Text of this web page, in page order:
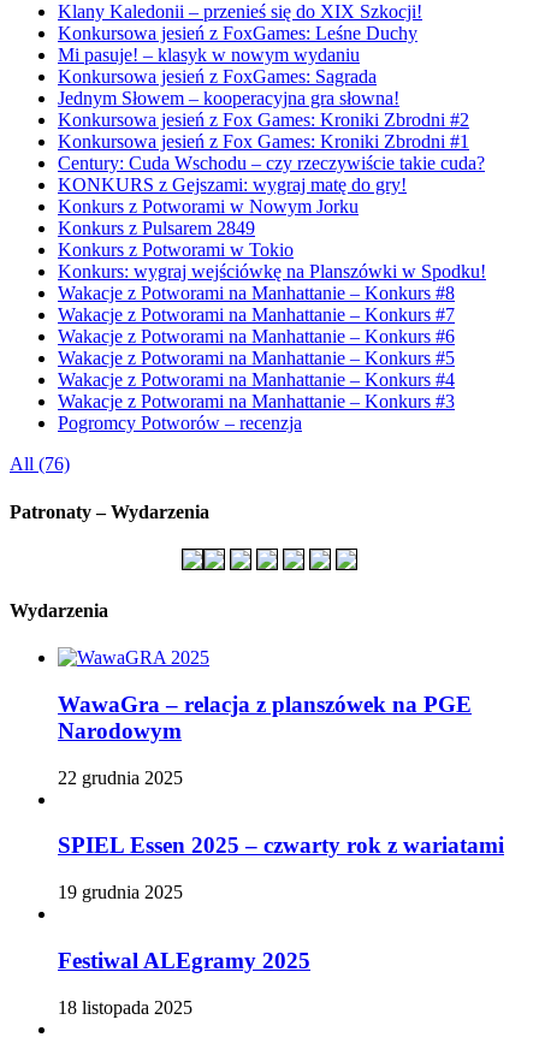
Klany Kaledonii – przenieś się do XIX Szkocji!
Konkursowa jesień z FoxGames: Leśne Duchy
Mi pasuje! – klasyk w nowym wydaniu
Konkursowa jesień z FoxGames: Sagrada
Jednym Słowem – kooperacyjna gra słowna!
Konkursowa jesień z Fox Games: Kroniki Zbrodni #2
Konkursowa jesień z Fox Games: Kroniki Zbrodni #1
Century: Cuda Wschodu – czy rzeczywiście takie cuda?
KONKURS z Gejszami: wygraj matę do gry!
Konkurs z Potworami w Nowym Jorku
Konkurs z Pulsarem 2849
Konkurs z Potworami w Tokio
Konkurs: wygraj wejściówkę na Planszówki w Spodku!
Wakacje z Potworami na Manhattanie – Konkurs #8
Wakacje z Potworami na Manhattanie – Konkurs #7
Wakacje z Potworami na Manhattanie – Konkurs #6
Wakacje z Potworami na Manhattanie – Konkurs #5
Wakacje z Potworami na Manhattanie – Konkurs #4
Wakacje z Potworami na Manhattanie – Konkurs #3
Pogromcy Potworów – recenzja
All (76)
Patronaty – Wydarzenia
Wydarzenia
WawaGra – relacja z planszówek na PGE
Narodowym
22 grudnia 2025
SPIEL Essen 2025 – czwarty rok z wariatami
19 grudnia 2025
Festiwal ALEgramy 2025
18 listopada 2025